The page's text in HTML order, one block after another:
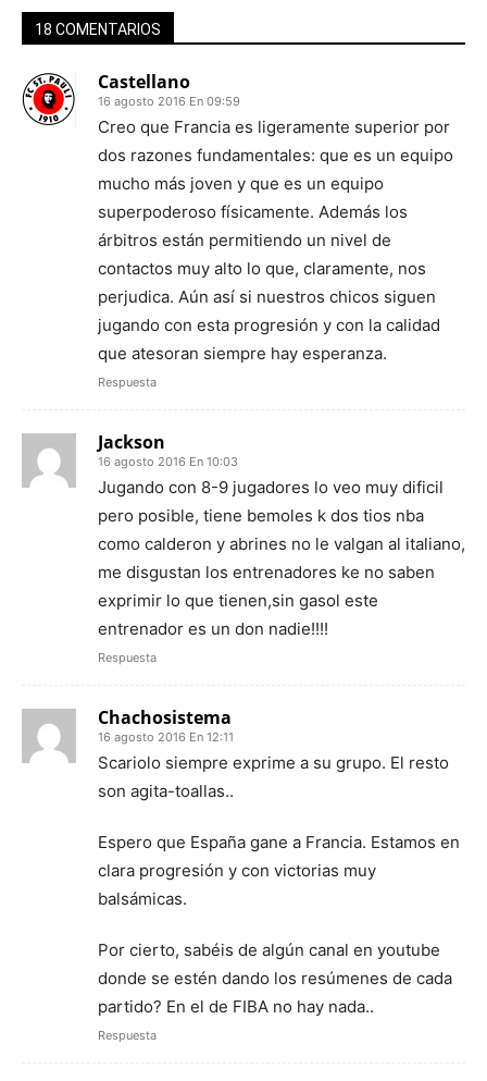
18 COMENTARIOS
Castellano
16 agosto 2016 En 09:59
Creo que Francia es ligeramente superior por
dos razones fundamentales: que es un equipo
mucho más joven y que es un equipo
superpoderoso físicamente. Además los
árbitros están permitiendo un nivel de
contactos muy alto lo que, claramente, nos
perjudica. Aún así si nuestros chicos siguen
jugando con esta progresión y con la calidad
que atesoran siempre hay esperanza.
Respuesta
Jackson
16 agosto 2016 En 10:03
Jugando con 8-9 jugadores lo veo muy dificil
pero posible, tiene bemoles k dos tios nba
como calderon y abrines no le valgan al italiano,
me disgustan los entrenadores ke no saben
exprimir lo que tienen,sin gasol este
entrenador es un don nadie!!!!
Respuesta
Chachosistema
16 agosto 2016 En 12:11
Scariolo siempre exprime a su grupo. El resto
son agita-toallas..
Espero que España gane a Francia. Estamos en
clara progresión y con victorias muy
balsámicas.
Por cierto, sabéis de algún canal en youtube
donde se estén dando los resúmenes de cada
partido? En el de FIBA no hay nada..
Respuesta